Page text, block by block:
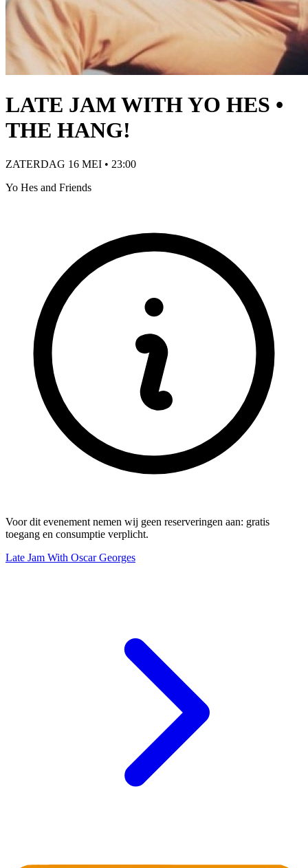
LATE JAM WITH YO HES •
THE HANG!
ZATERDAG 16 MEI • 23:00
Yo Hes and Friends
Voor dit evenement nemen wij geen reserveringen aan: gratis
toegang en consumptie verplicht.
Late Jam With Oscar Georges